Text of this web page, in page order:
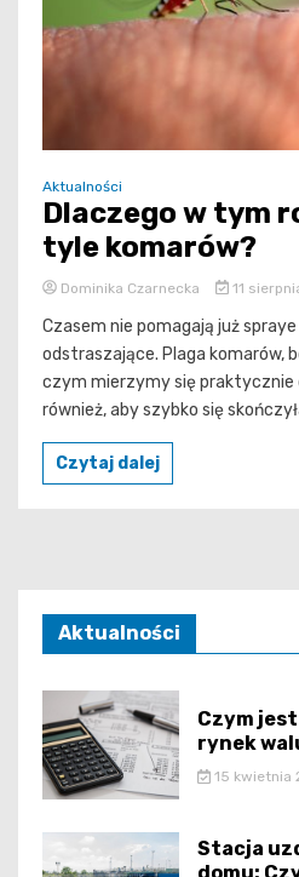
Aktualności
Dlaczego w tym
tyle komarów?
Dominika Czarnecka 11
Czasem nie pomagają już
odstraszające. Plaga komarów,
czym mierzymy się praktycznie
również, aby szybko się
Czytaj dalej
Aktualności
Czym jest
rynek
15 kwietnia
Stacja